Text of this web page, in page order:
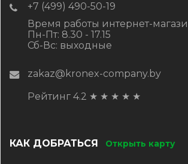
+7 (499) 490-50-19
Время работы интернет-
Пн-Пт: 8.30 - 17.15
Сб-Вс: выходные
zakaz@kronex-company.by
Рейтинг 4.2 ★ ★ ★ ★ ★
КАК ДОБРАТЬСЯ Открыть карту